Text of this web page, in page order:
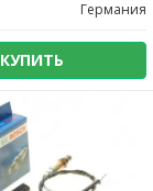
Германия
КУПИТЬ